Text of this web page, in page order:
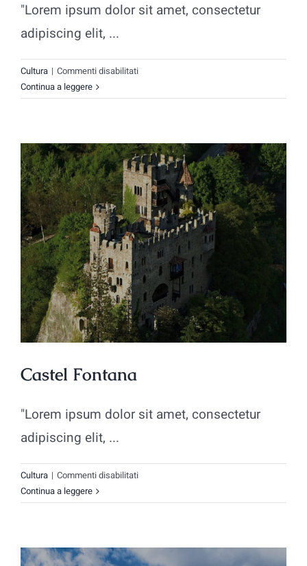
"Lorem ipsum dolor sit amet, consectetur
adipiscing elit, ...
Cultura | Commenti disabilitatisu
di
Continua a leggere
Castel Fontana
"Lorem ipsum dolor sit amet, consectetur
adipiscing elit, ...
Cultura | Commenti disabilitatisu
Fontana
Continua a leggere